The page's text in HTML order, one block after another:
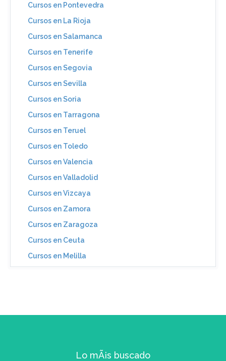
Cursos en Pontevedra
Cursos en La Rioja
Cursos en Salamanca
Cursos en Tenerife
Cursos en Segovia
Cursos en Sevilla
Cursos en Soria
Cursos en Tarragona
Cursos en Teruel
Cursos en Toledo
Cursos en Valencia
Cursos en Valladolid
Cursos en Vizcaya
Cursos en Zamora
Cursos en Zaragoza
Cursos en Ceuta
Cursos en Melilla
Lo mÃ¡s buscado